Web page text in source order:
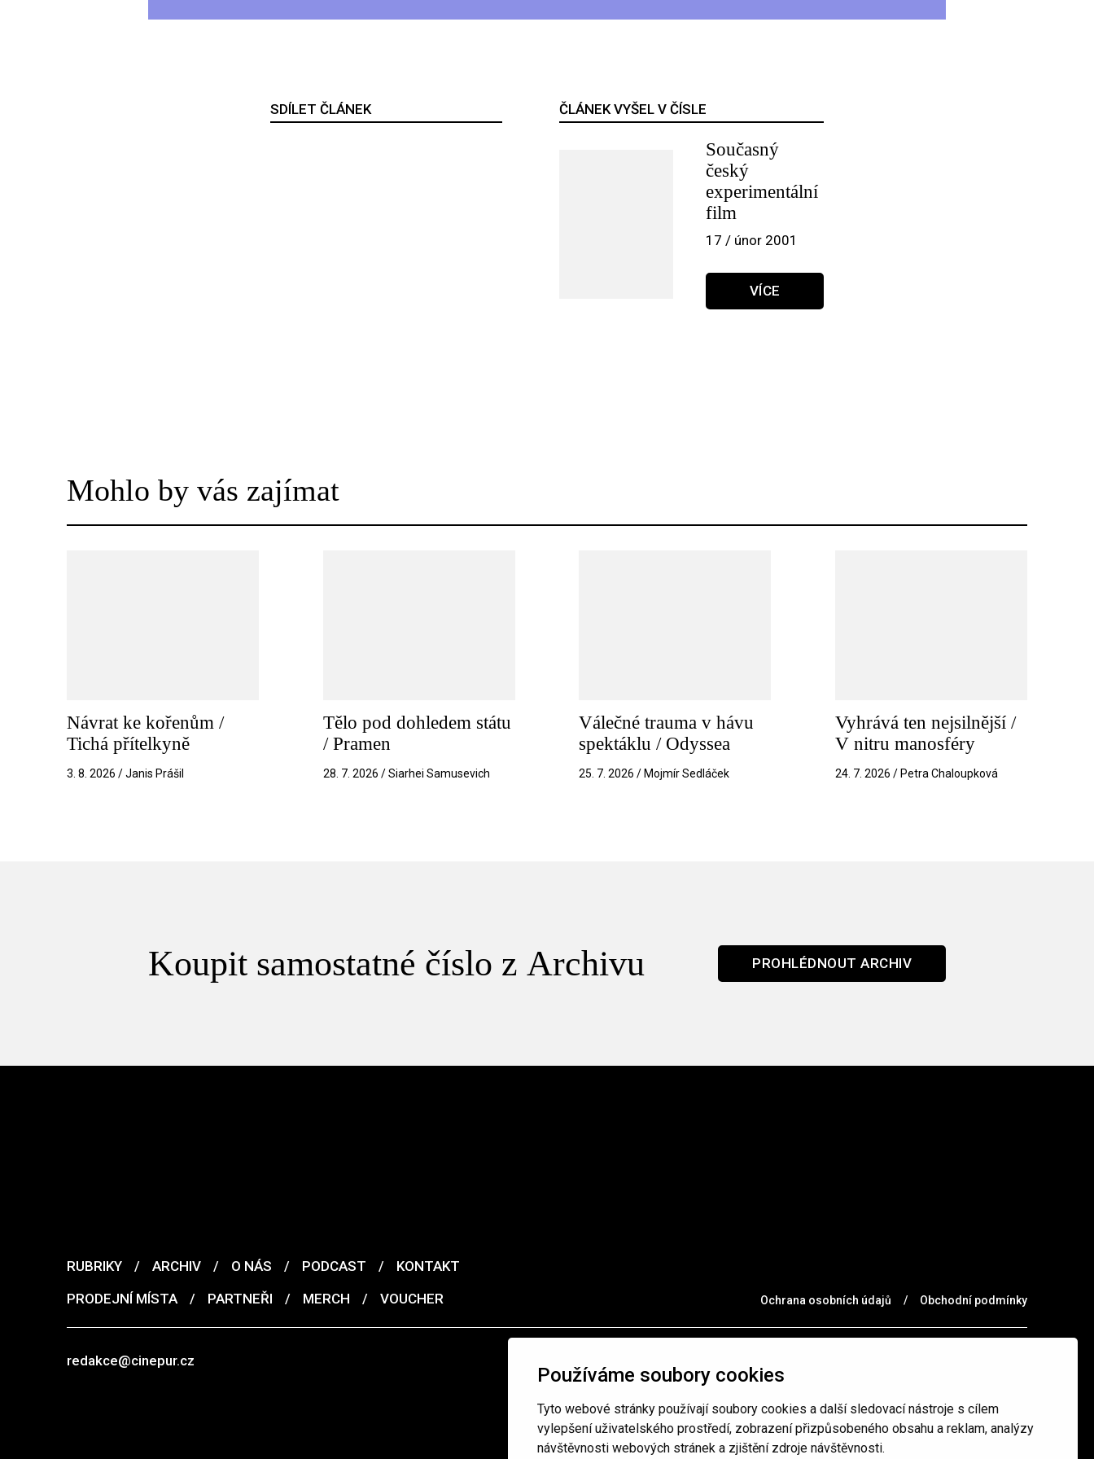
Používáme soubory cookies
Tyto webové stránky používají soubory cookies a další sledovací nástroje s cílem
vylepšení uživatelského prostředí, zobrazení přizpůsobeného obsahu a reklam, analýzy
návštěvnosti webových stránek a zjištění zdroje návštěvnosti.
SDÍLET ČLÁNEK ČLÁNEK VYŠEL V ČÍSLE
Současný
český
experimentální
film
17 / únor 2001
VÍCE
Mohlo by vás zajímat
Návrat ke kořenům /
Tichá přítelkyně
3. 8. 2026 / Janis Prášil
Tělo pod dohledem státu
/ Pramen
28. 7. 2026 / Siarhei Samusevich
Válečné trauma v hávu
spektáklu / Odyssea
25. 7. 2026 / Mojmír Sedláček
Vyhrává ten nejsilnější /
V nitru manosféry
24. 7. 2026 / Petra Chaloupková
Koupit samostatné číslo z Archivu PROHLÉDNOUT ARCHIV
RUBRIKY / ARCHIV / O NÁS / PODCAST /
KONTAKT
PRODEJNÍ MÍSTA
/ PARTNEŘI / MERCH / VOUCHER Ochrana osobních údajů / Obchodní podmínky
redakce@cinepur.cz